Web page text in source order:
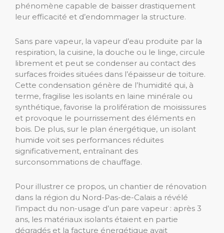
phénomène capable de baisser drastiquement
leur efficacité et d’endommager la structure.
Sans pare vapeur, la vapeur d’eau produite par la
respiration, la cuisine, la douche ou le linge, circule
librement et peut se condenser au contact des
surfaces froides situées dans l’épaisseur de toiture.
Cette condensation génère de l’humidité qui, à
terme, fragilise les isolants en laine minérale ou
synthétique, favorise la prolifération de moisissures
et provoque le pourrissement des éléments en
bois. De plus, sur le plan énergétique, un isolant
humide voit ses performances réduites
significativement, entraînant des
surconsommations de chauffage.
Pour illustrer ce propos, un chantier de rénovation
dans la région du Nord-Pas-de-Calais a révélé
l’impact du non-usage d’un pare vapeur : après 3
ans, les matériaux isolants étaient en partie
dégradés et la facture énergétique avait